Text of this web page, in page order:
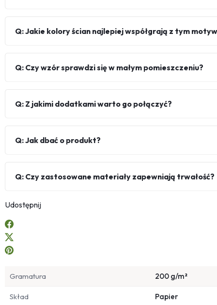
Q: Jakie kolory ścian najlepiej współgrają z tym
Q: Czy wzór sprawdzi się w małym pomieszczeniu?
Q: Z jakimi dodatkami warto go połączyć?
Q: Jak dbać o produkt?
Q: Czy zastosowane materiały zapewniają trwałość?
Udostępnij
Gramatura 200 g/m²
Skład Papier